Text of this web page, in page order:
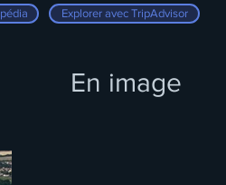
Explorer avec TripAdvisor
En image